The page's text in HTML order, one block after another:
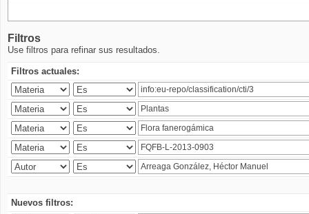
Filtros
Use filtros para refinar sus resultados.
Filtros actuales:
Nuevos filtros: